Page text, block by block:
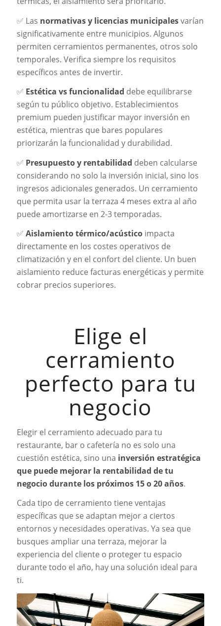
✅ Las normativas y licencias municipalesvarían
significativamente entre municipios. Algunos
permiten cerramientos permanentes, otros solo
temporales. Verifica siempre los requisitos
específicos antes de invertir.
✅ Estética vs funcionalidad debe equilibrarse
según tu público objetivo. Establecimientos
premium pueden justificar mayor inversión en
estética, mientras que bares populares
priorizarán la funcionalidad y durabilidad.
✅ Presupuesto y rentabilidad deben calcularse
considerando no solo la inversión inicial, sino los
ingresos adicionales generados. Un cerramiento
que permita usar la terraza 4 meses extra al año
puede amortizarse en 2-3 temporadas.
✅ Aislamiento térmico/acústicoimpacta
directamente en los costes operativos de
climatización y en el confort del cliente. Un buen
aislamiento reduce facturas energéticas y permite
cobrar precios superiores.
Elige el
cerramiento
perfecto para tu
negocio
Elegir el cerramiento adecuado para tu
restaurante, bar o cafetería no es solo una
cuestión estética, sino una inversión estratégica
que puede mejorar la rentabilidad de tu
negocio durante los próximos 15 o 20 años.
Cada tipo de cerramiento tiene ventajas
específicas que se adaptan mejor a ciertos
entornos y necesidades operativas. Ya sea que
busques ampliar una terraza, mejorar la
experiencia del cliente o proteger tu espacio
durante todo el año, hay una solución ideal para
ti.